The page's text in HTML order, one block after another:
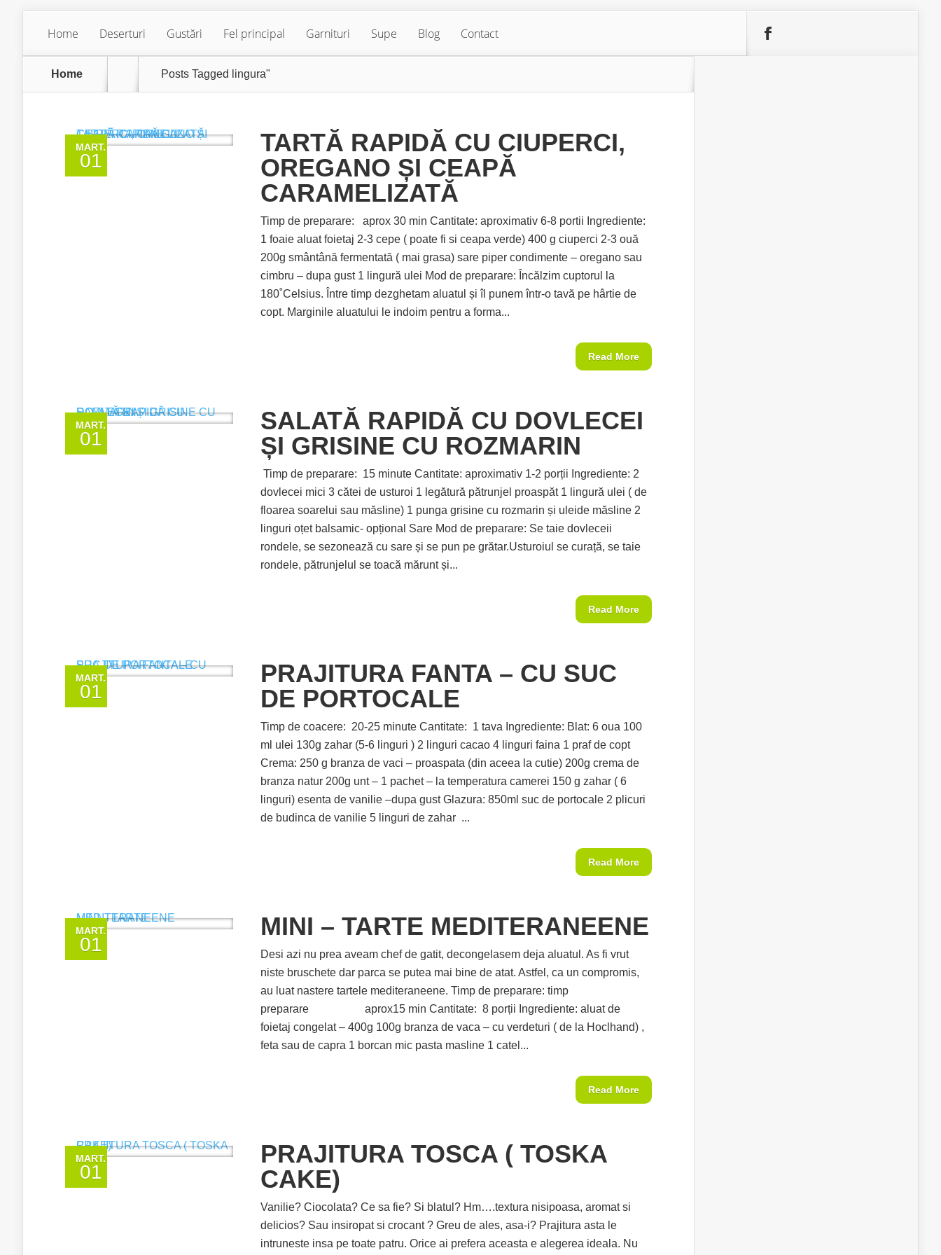
Home Deserturi Gustări Fel principal Garnituri Supe Blog Contact
Home Posts Tagged lingura"
MART.
01
TARTĂ RAPIDĂ CU CIUPERCI,
OREGANO ȘI CEAPĂ
CARAMELIZATĂ
Timp de preparare: aprox 30 min Cantitate: aproximativ 6-8 portii Ingrediente:
1 foaie aluat foietaj 2-3 cepe ( poate fi si ceapa verde) 400 g ciuperci 2-3 ouă
200g smântână fermentată ( mai grasa) sare piper condimente – oregano sau
cimbru – dupa gust 1 lingură ulei Mod de preparare: Încălzim cuptorul la
180˚Celsius. Între timp dezghetam aluatul și îl punem într-o tavă pe hârtie de
copt. Marginile aluatului le indoim pentru a forma...
Read More
MART.
01
SALATĂ RAPIDĂ CU DOVLECEI
ȘI GRISINE CU ROZMARIN
Timp de preparare: 15 minute Cantitate: aproximativ 1-2 porții Ingrediente: 2
dovlecei mici 3 cătei de usturoi 1 legătură pătrunjel proaspăt 1 lingură ulei ( de
floarea soarelui sau măsline) 1 punga grisine cu rozmarin și uleide măsline 2
linguri oțet balsamic- opțional Sare Mod de preparare: Se taie dovleceii
rondele, se sezonează cu sare și se pun pe grătar.Usturoiul se curață, se taie
rondele, pătrunjelul se toacă mărunt și...
Read More
MART.
01
PRAJITURA FANTA – CU SUC
DE PORTOCALE
Timp de coacere: 20-25 minute Cantitate: 1 tava Ingrediente: Blat: 6 oua 100
ml ulei 130g zahar (5-6 linguri ) 2 linguri cacao 4 linguri faina 1 praf de copt
Crema: 250 g branza de vaci – proaspata (din aceea la cutie) 200g crema de
branza natur 200g unt – 1 pachet – la temperatura camerei 150 g zahar ( 6
linguri) esenta de vanilie –dupa gust Glazura: 850ml suc de portocale 2 plicuri
de budinca de vanilie 5 linguri de zahar ...
Read More
MART.
01
MINI – TARTE MEDITERANEENE
Desi azi nu prea aveam chef de gatit, decongelasem deja aluatul. As fi vrut
niste bruschete dar parca se putea mai bine de atat. Astfel, ca un compromis,
au luat nastere tartele mediteraneene. Timp de preparare: timp
preparare aprox15 min Cantitate: 8 porții Ingrediente: aluat de
foietaj congelat – 400g 100g branza de vaca – cu verdeturi ( de la Hoclhand) ,
feta sau de capra 1 borcan mic pasta masline 1 catel...
Read More
MART.
01
PRAJITURA TOSCA ( TOSKA
CAKE)
Vanilie? Ciocolata? Ce sa fie? Si blatul? Hm….textura nisipoasa, aromat si
delicios? Sau insiropat si crocant ? Greu de ales, asa-i? Prajitura asta le
intruneste insa pe toate patru. Orice ai prefera aceasta e alegerea ideala. Nu